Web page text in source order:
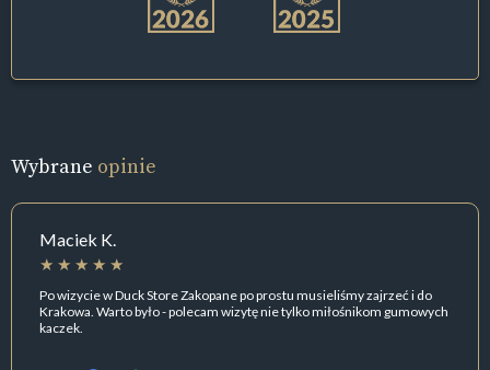
Wybrane opinie
Maciek K.
Po wizycie w Duck Store Zakopane po prostu musieliśmy zajrzeć i do
Krakowa. Warto było - polecam wizytę nie tylko miłośnikom gumowych
kaczek.